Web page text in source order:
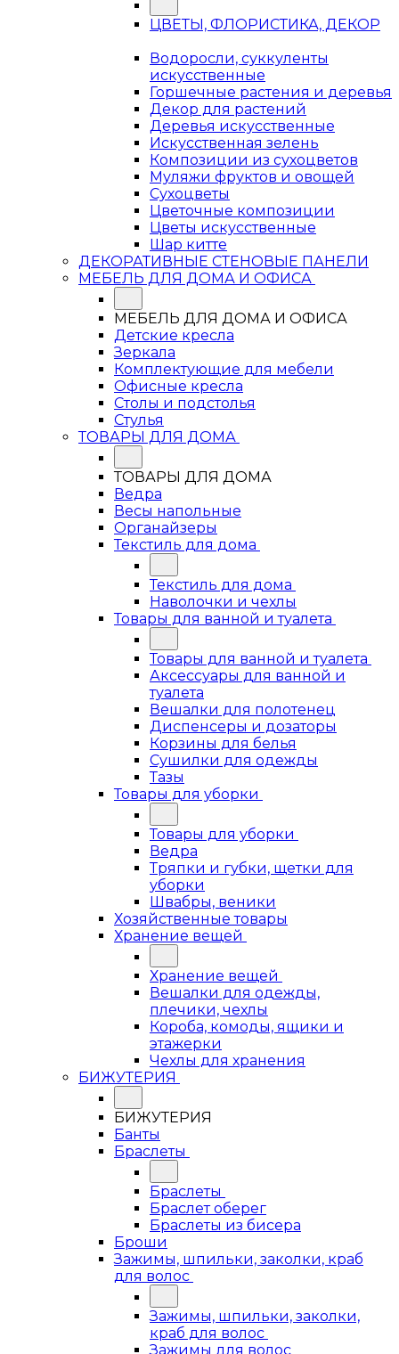
ЦВЕТЫ, ФЛОРИСТИКА, ДЕКОР
Водоросли, суккуленты
искусственные
Горшечные растения и деревья
Декор для растений
Деревья искусственные
Искусственная зелень
Композиции из сухоцветов
Муляжи фруктов и овощей
Сухоцветы
Цветочные композиции
Цветы искусственные
Шар китте
ДЕКОРАТИВНЫЕ СТЕНОВЫЕ ПАНЕЛИ
МЕБЕЛЬ ДЛЯ ДОМА И ОФИСА
МЕБЕЛЬ ДЛЯ ДОМА И ОФИСА
Детские кресла
Зеркала
Комплектующие для мебели
Офисные кресла
Столы и подстолья
Стулья
ТОВАРЫ ДЛЯ ДОМА
ТОВАРЫ ДЛЯ ДОМА
Ведра
Весы напольные
Органайзеры
Текстиль для дома
Текстиль для дома
Наволочки и чехлы
Товары для ванной и туалета
Товары для ванной и туалета
Аксессуары для ванной и
туалета
Вешалки для полотенец
Диспенсеры и дозаторы
Корзины для белья
Сушилки для одежды
Тазы
Товары для уборки
Товары для уборки
Ведра
Тряпки и губки, щетки для
уборки
Швабры, веники
Хозяйственные товары
Хранение вещей
Хранение вещей
Вешалки для одежды,
плечики, чехлы
Короба, комоды, ящики и
этажерки
Чехлы для хранения
БИЖУТЕРИЯ
БИЖУТЕРИЯ
Банты
Браслеты
Браслеты
Браслет оберег
Браслеты из бисера
Броши
Зажимы, шпильки, заколки, краб
для волос
Зажимы, шпильки, заколки,
краб для волос
Зажимы для волос